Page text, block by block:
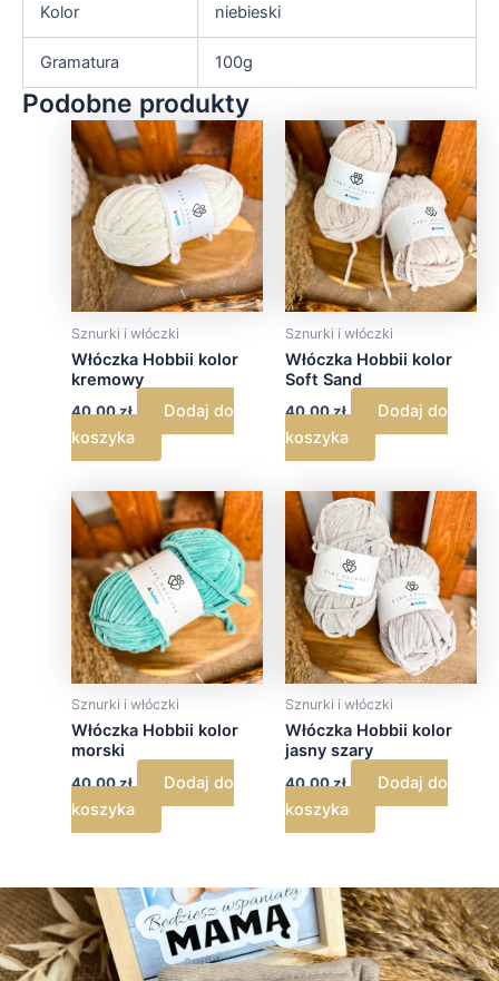
Kolor niebieski
Gramatura 100g
Podobne produkty
Sznurki i włóczki
Włóczka Hobbii kolor
kremowy
40,00zł
Dodaj do
koszyka
Sznurki i włóczki
Włóczka Hobbii kolor
Soft Sand
40,00zł
Dodaj do
koszyka
Sznurki i włóczki
Włóczka Hobbii kolor
morski
40,00zł
Dodaj do
koszyka
Sznurki i włóczki
Włóczka Hobbii kolor
jasny szary
40,00zł
Dodaj do
koszyka